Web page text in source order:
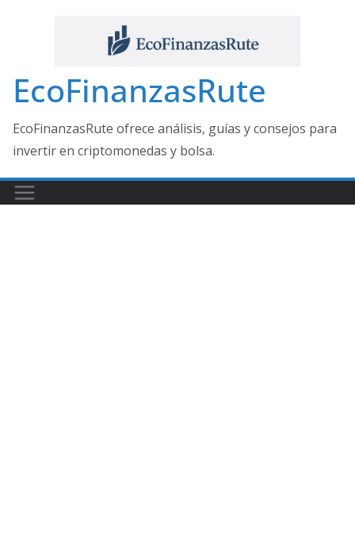
EcoFinanzasRute
EcoFinanzasRute ofrece análisis, guías y consejos para
invertir en criptomonedas y bolsa.